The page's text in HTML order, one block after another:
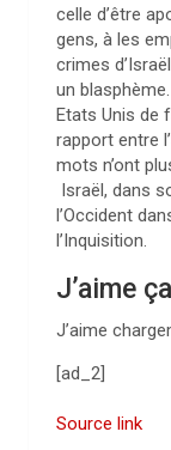
celle d’être
gens, à les
crimes
un
Etats Unis de
rapport entre
mots n’ont
Israël, dans
l’Occident
l’Inquisition.
J’aime
J’aime
[ad_2]
Source link